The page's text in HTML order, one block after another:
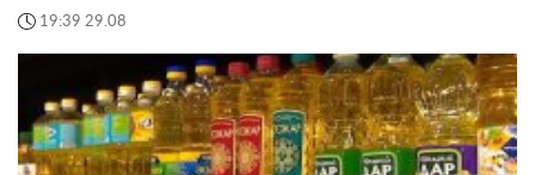
19:39 29.08